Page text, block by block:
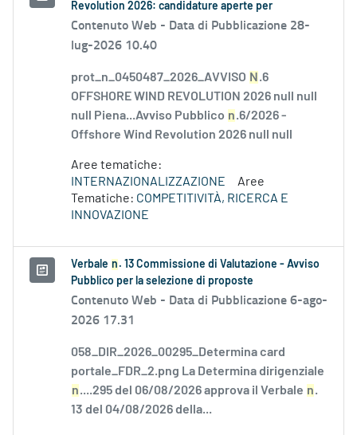
Revolution 2026: candidature aperte per
Contenuto Web - Data di Pubblicazione 28-
lug-2026 10.40
prot_n_0450487_2026_AVVISO N .6
OFFSHORE WIND REVOLUTION 2026 null null
null Piena...Avviso Pubblico n.6/2026 -
Offshore Wind Revolution 2026 null null
Aree tematiche:
INTERNAZIONALIZZAZIONE
Aree
Tematiche: COMPETITIVITÀ, RICERCA E
INNOVAZIONE
Verbale n . 13 Commissione di Valutazione - Avviso
Pubblico per la selezione di proposte
Contenuto Web - Data di Pubblicazione 6-ago-
2026 17.31
058_DIR_2026_00295_Determina card
portale_FDR_2.png La Determina dirigenziale
n....295 del 06/08/2026 approva il Verbale n.
13 del 04/08/2026 della...